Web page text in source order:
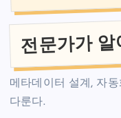
전문가가
메타데이터 설계, 자
다룬다.